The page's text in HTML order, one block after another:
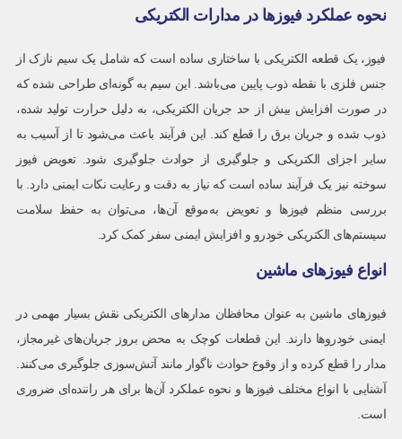
نحوه عملکرد فیوزها در مدارات الکتریکی
فیوز، یک قطعه الکتریکی با ساختاری ساده است که شامل یک سیم نازک از
جنس فلزی با نقطه ذوب پایین می‌باشد. این سیم به گونه‌ای طراحی شده که
در صورت افزایش بیش از حد جریان الکتریکی، به دلیل حرارت تولید شده،
ذوب شده و جریان برق را قطع کند. این فرآیند باعث می‌شود تا از آسیب به
سایر اجزای الکتریکی و جلوگیری از حوادث جلوگیری شود. تعویض فیوز
سوخته نیز یک فرآیند ساده است که نیاز به دقت و رعایت نکات ایمنی دارد. با
بررسی منظم فیوزها و تعویض به‌موقع آن‌ها، می‌توان به حفظ سلامت
سیستم‌های الکتریکی خودرو و افزایش ایمنی سفر کمک کرد.
انواع فیوزهای ماشین
فیوزهای ماشین به عنوان محافظان مدارهای الکتریکی نقش بسیار مهمی در
ایمنی خودروها دارند. این قطعات کوچک به محض بروز جریان‌های غیرمجاز،
مدار را قطع کرده و از وقوع حوادث ناگوار مانند آتش‌سوزی جلوگیری می‌کنند.
آشنایی با انواع مختلف فیوزها و نحوه عملکرد آن‌ها برای هر راننده‌ای ضروری
است.